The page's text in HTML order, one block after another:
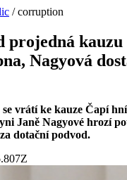
/corruption
projedná
Nagyová
vrátí ke kauze Čapí
Janě Nagyové hrozí
dotační podvod.